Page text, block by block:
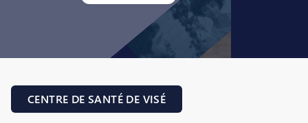
CENTRE DE SANTÉ DE VISÉ